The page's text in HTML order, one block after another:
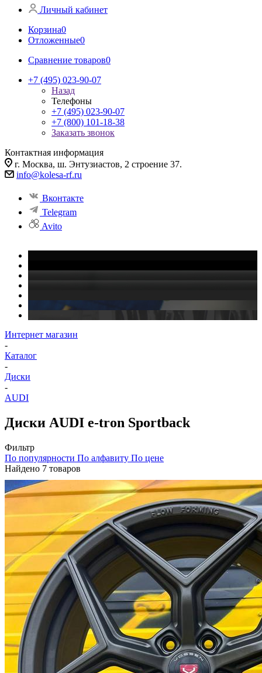
Личный кабинет
Корзина0
Отложенные0
Сравнение товаров0
+7 (495) 023-90-07
Назад
Телефоны
+7 (495) 023-90-07
+7 (800) 101-18-38
Заказать звонок
Контактная информация
г. Москва, ш. Энтузиастов, 2 строение 37.
info@kolesa-rf.ru
Вконтакте
Telegram
Avito
Интернет магазин
-
Каталог
-
Диски
-
AUDI
Диски AUDI e-tron Sportback
Фильтр
По популярности По алфавиту По цене
Найдено 7 товаров